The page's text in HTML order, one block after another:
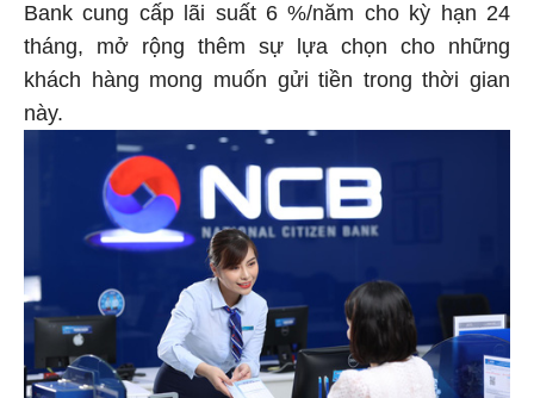
Bank cung cấp lãi suất 6 %/năm cho kỳ hạn 24
tháng, mở rộng thêm sự lựa chọn cho những
khách hàng mong muốn gửi tiền trong thời gian
này.